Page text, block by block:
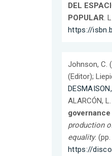
DEL
POPULAR.
https://
Johnson, C.
(Editor);
ALARCÓN, L.
production
equality.
https://